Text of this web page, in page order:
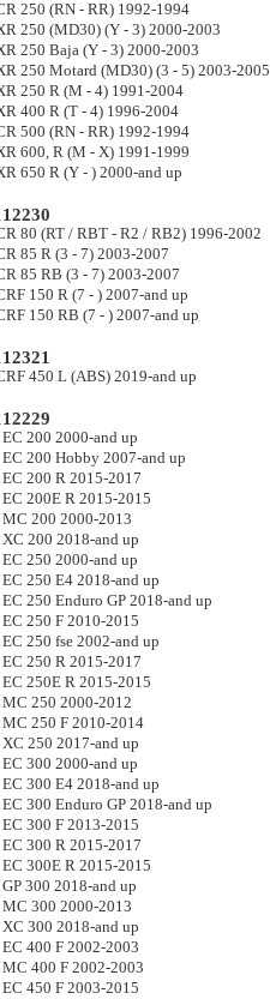
250 (RN - RR) 1992-1994
250 (MD30) (Y - 3) 2000-2003
250 Baja (Y - 3) 2000-2003
250 Motard (MD30) (3 - 5) 2003-2005
250 R (M - 4) 1991-2004
400 R (T - 4) 1996-2004
500 (RN - RR) 1992-1994
600, R (M - X) 1991-1999
650 R (Y - ) 2000-and up
80 (RT / RBT - R2 / RB2) 1996-2002
85 R (3 - 7) 2003-2007
85 RB (3 - 7) 2003-2007
150 R (7 - ) 2007-and up
150 RB (7 - ) 2007-and up
450 L (ABS) 2019-and up
200 2000-and up
EC 200 Hobby 2007-and up
EC 200 R 2015-2017
EC 200E R 2015-2015
MC 200 2000-2013
XC 200 2018-and up
250 2000-and up
250 E4 2018-and up
250 Enduro GP 2018-and up
EC 250 F 2010-2015
250 fse 2002-and up
EC 250 R 2015-2017
EC 250E R 2015-2015
MC 250 2000-2012
MC 250 F 2010-2014
XC 250 2017-and up
300 2000-and up
300 E4 2018-and up
300 Enduro GP 2018-and up
EC 300 F 2013-2015
EC 300 R 2015-2017
EC 300E R 2015-2015
300 2018-and up
MC 300 2000-2013
XC 300 2018-and up
EC 400 F 2002-2003
MC 400 F 2002-2003
EC 450 F 2003-2015